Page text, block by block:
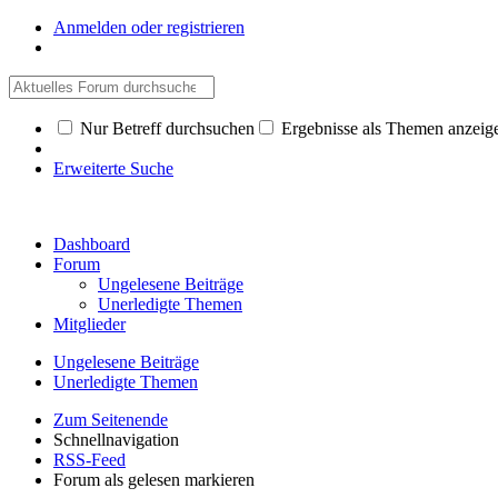
Anmelden oder registrieren
Nur Betreff durchsuchen Ergebnisse als Themen
Erweiterte Suche
Dashboard
Forum
Ungelesene Beiträge
Unerledigte Themen
Mitglieder
Ungelesene Beiträge
Unerledigte Themen
Zum Seitenende
Schnellnavigation
RSS-Feed
Forum als gelesen markieren